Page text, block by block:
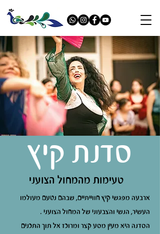
סדנת קיץ
טעימות מהמחול הצועני
ארבעה מפגשי קיץ חווייתיים, שבהם נטעם מעולמו
העשיר, הנשי והצבעוני של המחול הצועני .
הסדנה היא מעין מסע קצר ומרוכז אל תוך התכנים